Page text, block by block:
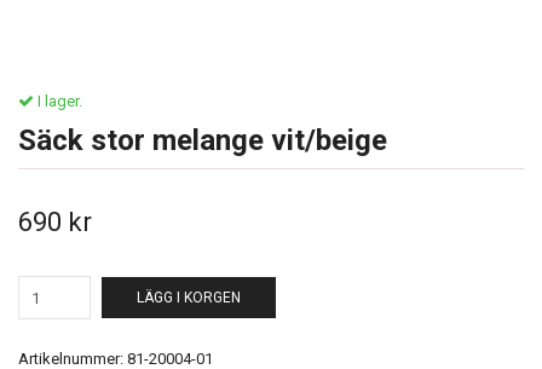
I lager.
Säck stor melange vit/beige
690 kr
LÄGG I KORGEN
Artikelnummer: 81-20004-01